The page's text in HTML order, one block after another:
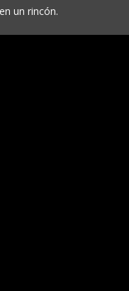
un rincón.